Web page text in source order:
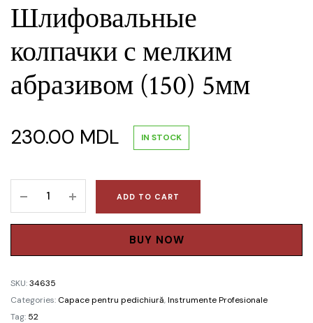
Шлифовальные
колпачки с мелким
абразивом (150) 5мм
230.00 MDL IN STOCK
колпачки
с
абразивом
5мм
quantity
ADD TO CART
BUY NOW
SKU:34635
Categories: Capace pentru pedichiură,Instrumente Profesionale
Tag: 52